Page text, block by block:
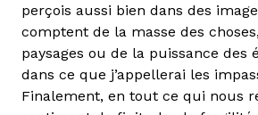
perçois aussi bien dans des
comptent de la masse des
paysages ou de la puissance des
dans ce que j’appellerai les
Finalement, en tout ce qui nous